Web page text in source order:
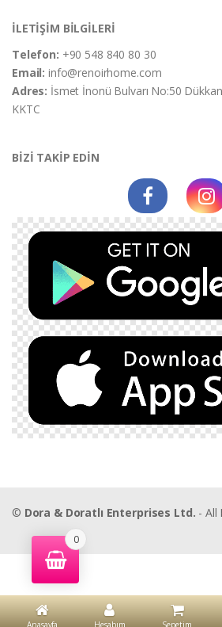
İLETİŞİM BİLGİLERİ
Telefon: +90 548 840 80 30
Email:info@renoirhome.com
Adres: İsmet İnonü Bulvarı No:50
KKTC
BİZİ TAKİP EDİN
© Dora & Doratlı Enterprises Ltd. - All
0
Anasayfa Hesabım Sepetim